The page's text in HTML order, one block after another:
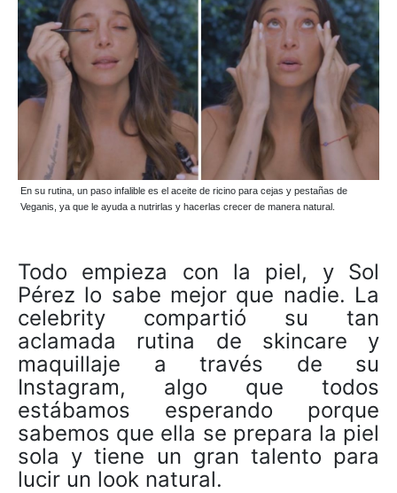
En su rutina, un paso infalible es el aceite de ricino para cejas y pestañas de
Veganis, ya que le ayuda a nutrirlas y hacerlas crecer de manera natural.
Todo empieza con la piel, y Sol
Pérez lo sabe mejor que nadie. La
celebrity compartió su tan
aclamada rutina de skincare y
maquillaje a través de su
Instagram, algo que todos
estábamos esperando porque
sabemos que ella se prepara la piel
sola y tiene un gran talento para
lucir un look natural.